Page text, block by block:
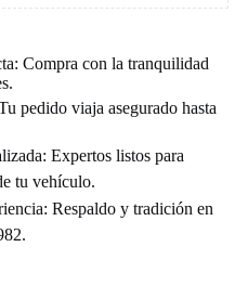
Compra con la tranquilidad
pedido viaja asegurado hasta
Expertos listos para
tu vehículo.
Respaldo y tradición en